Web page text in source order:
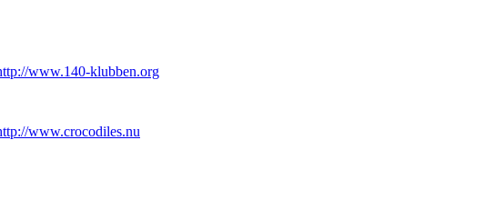
www.140-klubben.org
www.crocodiles.nu